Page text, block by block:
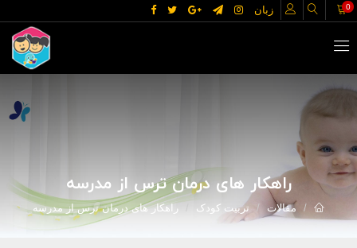
زبان 0
راهکار های درمان ترس از مدرسه
مقالات تربیت کودک راهکار های درمان ترس از مدرسه